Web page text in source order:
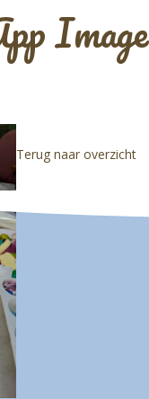
Terug naar overzicht